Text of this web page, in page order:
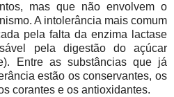
mas que não envolvem o
A intolerância mais comum
pela falta da enzima lactase
pela digestão do açúcar
Entre as substâncias que já
estão os conservantes, os
corantes e os antioxidantes.